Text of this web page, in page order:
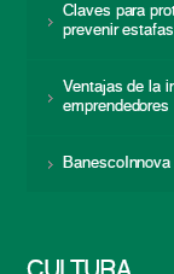
Claves para
prevenir estafas
Ventajas de la
emprendedores